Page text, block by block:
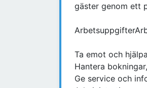
gäster genom ett
Ta emot och
Hantera
Ge service och